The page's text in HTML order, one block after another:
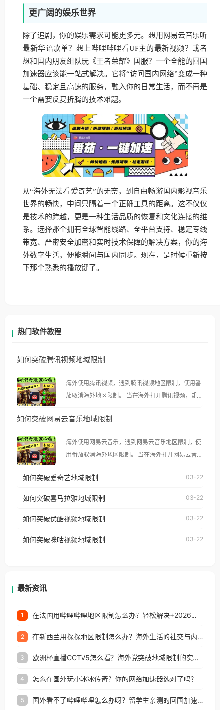
更广阔的娱乐世界
除了追剧，你的娱乐需求可能更多元。想用网易云音乐听
最新华语歌单？想上哔哩哔哩看UP主的最新视频？或者
想和国内朋友组队玩《王者荣耀》国服？一个全能的回国
加速器应该能一站式解决。它将“访问国内网络”变成一种
基础、稳定且高速的服务，融入你的日常生活，而不再是
一个需要反复折腾的技术难题。
从“海外无法看爱奇艺”的无奈，到自由畅游国内影视音乐
世界的畅快，中间只隔着一个正确工具的距离。这不仅仅
是技术的跨越，更是一种生活品质的恢复和文化连接的维
系。选择那个拥有全球智能线路、全平台支持、稳定专线
带宽、严密安全加密和实时技术保障的解决方案，你的海
外数字生活，便能瞬间与国内同步。现在，是时候重新按
下那个熟悉的播放键了。
热门软件教程
如何突破腾讯视频地域限制
海外使用腾讯视频，遇到腾讯视频地区限制，使用番
茄取消海外地区限制。 当在海外打开腾讯视频，却突
示语。 海外用户如香港、澳门、台湾、美国、加拿
像其他音乐平台一样，出现地区及版权限制问题，且
仅能在中国大陆地区播放。 遇到这个问题的朋友们，
台湾、美国、加拿大、澳大利亚、欧洲等国家和地区
权限制所困扰。
如何突破网易云音乐地域限制
海外使用网易云音乐，遇到网易云音乐地区限制，使
用番茄取消海外地区限制。 当在海外打开网易云音
播放”的提示语。 海外用户如香港、澳门、台湾、美
制问题，且仅能在中国大陆地区播放。 遇到这个问题
户收听网易云音乐地区版权限制」的问题，无论人在
如何突破爱奇艺地域限制 03-22
如何突破喜马拉雅地域限制 03-22
如何突破优酷视频地域限制 03-22
如何突破咪咕视频地域限制 03-22
最新资讯
1 在法国用哔哩哔哩地区限制怎么办？轻松解决+2026世界杯看球攻略
2 在新西兰用探探地区限制怎么办？海外生活的社交与内容之困
3 欧洲杯直播CCTV5怎么看？海外党突破地域限制的实用指南
4 怎么在国外玩小冰冰传奇？你的网络加速器选对了吗？
5 国外看不了哔哩哔哩怎么办呀？留学生亲测的回国加速全攻略（含酷我音乐渤海银行解决方法）